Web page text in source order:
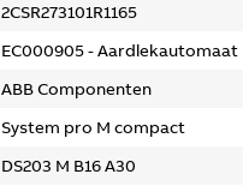
2CSR273101R1165
EC000905 - Aardlekautomaat
ABB Componenten
System pro M compact
DS203 M B16 A30